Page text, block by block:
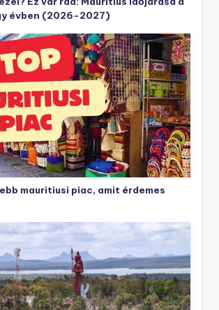
évben (2026-2027)
mauritiusi piac, amit érdemes